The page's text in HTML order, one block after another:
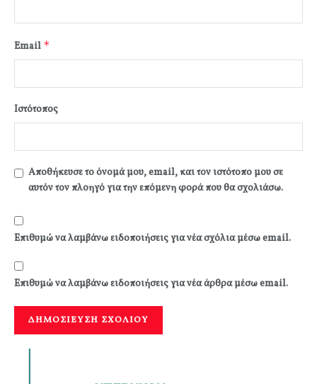
Email *
Ιστότοπος
Αποθήκευσε το όνομά μου, email, και τον ιστότοπο μου σε
αυτόν τον πλοηγό για την επόμενη φορά που θα σχολιάσω.
Επιθυμώ να λαμβάνω ειδοποιήσεις για νέα σχόλια μέσω email.
Επιθυμώ να λαμβάνω ειδοποιήσεις για νέα άρθρα μέσω email.